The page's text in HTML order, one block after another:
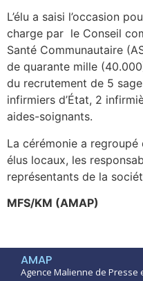
L’élu a saisi l’occasion
charge par le Conseil
Santé Communautaire
de quarante mille
du recrutement de 5
infirmiers d’État, 2
aides-soignants.
La cérémonie a
élus locaux, les
représentants de la
MFS/KM (AMAP)
AMAP
Agence Malienne de Presse